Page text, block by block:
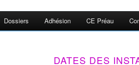
Dossiers Adhésion CE Préau
DATES DES